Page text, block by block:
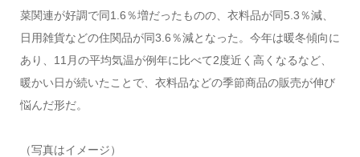
菜関連が好調で同1.6％増だったものの、衣料品が同5.3％減、
日用雑貨などの住関品が同3.6％減となった。今年は暖冬傾向に
あり、11月の平均気温が例年に比べて2度近く高くなるなど、
暖かい日が続いたことで、衣料品などの季節商品の販売が伸び
悩んだ形だ。
（写真はイメージ）